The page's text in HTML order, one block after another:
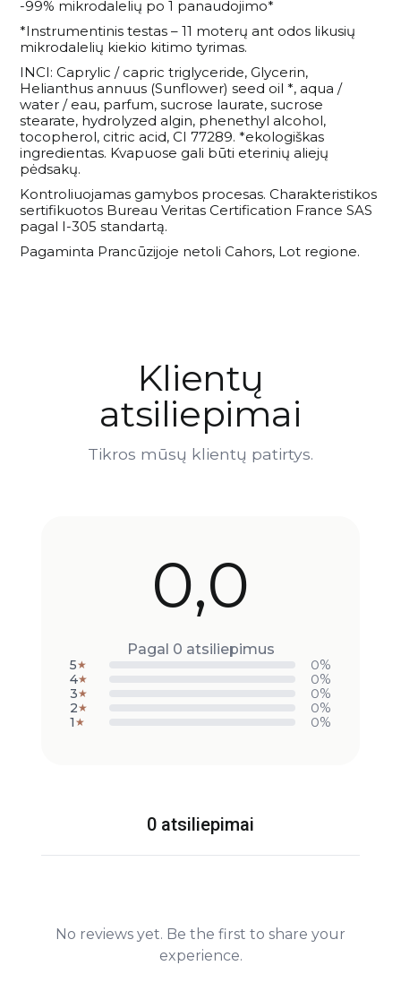
-99% mikrodalelių po 1 panaudojimo*
*Instrumentinis testas – 11 moterų ant odos likusių
mikrodalelių kiekio kitimo tyrimas.
INCI: Caprylic / capric triglyceride, Glycerin,
Helianthus annuus (Sunflower) seed oil *, aqua /
water / eau, parfum, sucrose laurate, sucrose
stearate, hydrolyzed algin, phenethyl alcohol,
tocopherol, citric acid, CI 77289. *ekologiškas
ingredientas. Kvapuose gali būti eterinių aliejų
pėdsakų.
Kontroliuojamas gamybos procesas. Charakteristikos
sertifikuotos Bureau Veritas Certification France SAS
pagal I-305 standartą.
Pagaminta Prancūzijoje netoli Cahors, Lot regione.
Klientų
atsiliepimai
Tikros mūsų klientų patirtys.
0,0
Pagal 0 atsiliepimus
5★
0%
4★
0%
3★
0%
2★
0%
1 ★ 0%
0 atsiliepimai
No reviews yet. Be the first to share your
experience.